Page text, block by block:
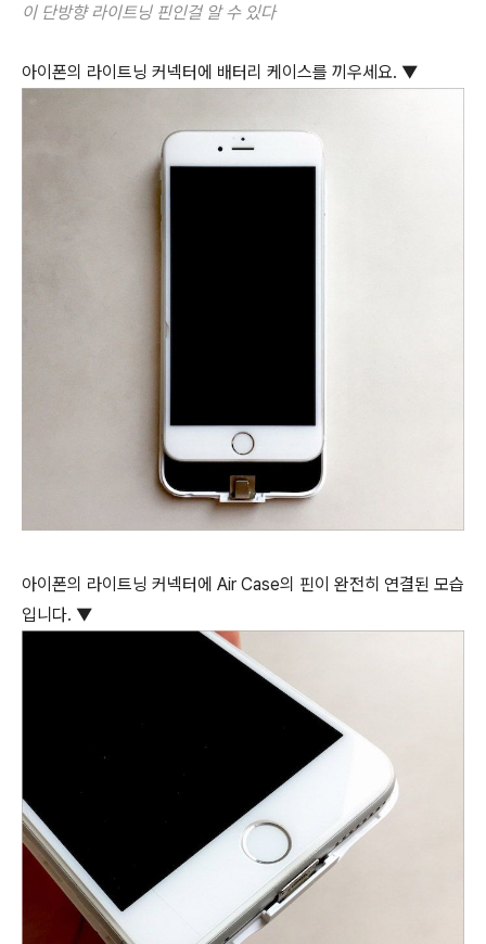
이 단방향 라이트닝 핀인걸 알 수 있다
아이폰의 라이트닝 커넥터에 배터리 케이스를 끼우세요. ▼
아이폰의 라이트닝 커넥터에 Air Case의 핀이 완전히 연결된 모습
입니다. ▼